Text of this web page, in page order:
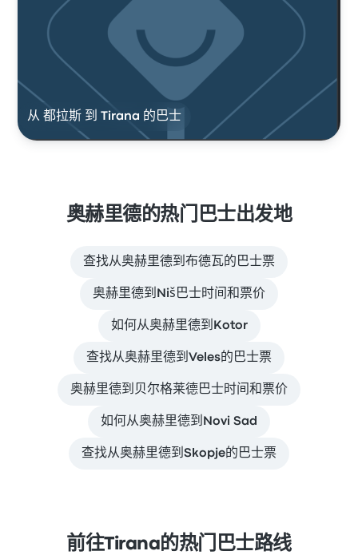
从 都拉斯 到 Tirana 的巴士
奥赫里德的热门巴士出发地
查找从奥赫里德到布德瓦的巴士票
奥赫里德到Niš巴士时间和票价
如何从奥赫里德到Kotor
查找从奥赫里德到Veles的巴士票
奥赫里德到贝尔格莱德巴士时间和票价
如何从奥赫里德到Novi Sad
查找从奥赫里德到Skopje的巴士票
前往Tirana的热门巴士路线